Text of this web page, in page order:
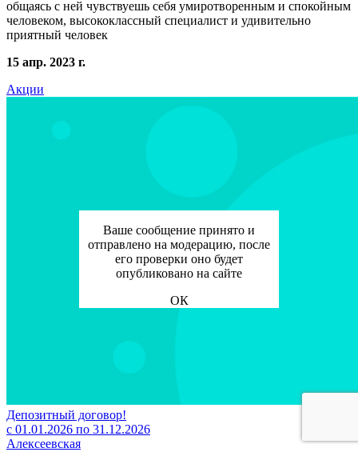
общаясь с ней чувствуешь себя умиротворенным и спокойным
человеком, высококлассный специалист и удивительно
приятный человек
15 апр. 2023 г.
Акции
Депозитный договор!
с 01.01.2026 по 31.12.2026
Алексеевская
Ваше сообщение принято и
отправлено на модерацию, после
его проверки оно будет
опубликовано на сайте
ОК